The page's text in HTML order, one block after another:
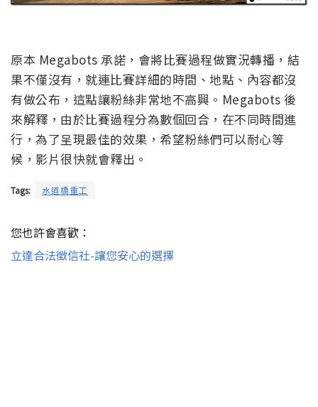
原本 Megabots 承諾，會將比賽過程做實況轉播，結
果不僅沒有，就連比賽詳細的時間、地點、內容都沒
有做公布，這點讓粉絲非常地不高興。Megabots 後
來解釋，由於比賽過程分為數個回合，在不同時間進
行，為了呈現最佳的效果，希望粉絲們可以耐心等
候，影片很快就會釋出。
Tags: 水道橋重工
您也許會喜歡：
立達合法徵信社-讓您安心的選擇